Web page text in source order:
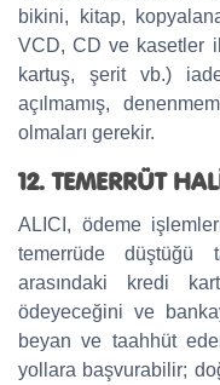
bikini, kitap,
VCD, CD ve kasetler
kartuş, şerit vb.)
açılmamış,
olmaları gerekir.
12. TEMERRÜT
ALICI, ödeme
temerrüde
arasındaki kredi
ödeyeceğini ve
beyan ve taahhüt
yollara başvurabilir;